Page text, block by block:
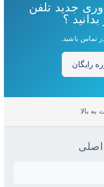
جدید تلفن
؟
تماس باشید.
رایگان
بالا